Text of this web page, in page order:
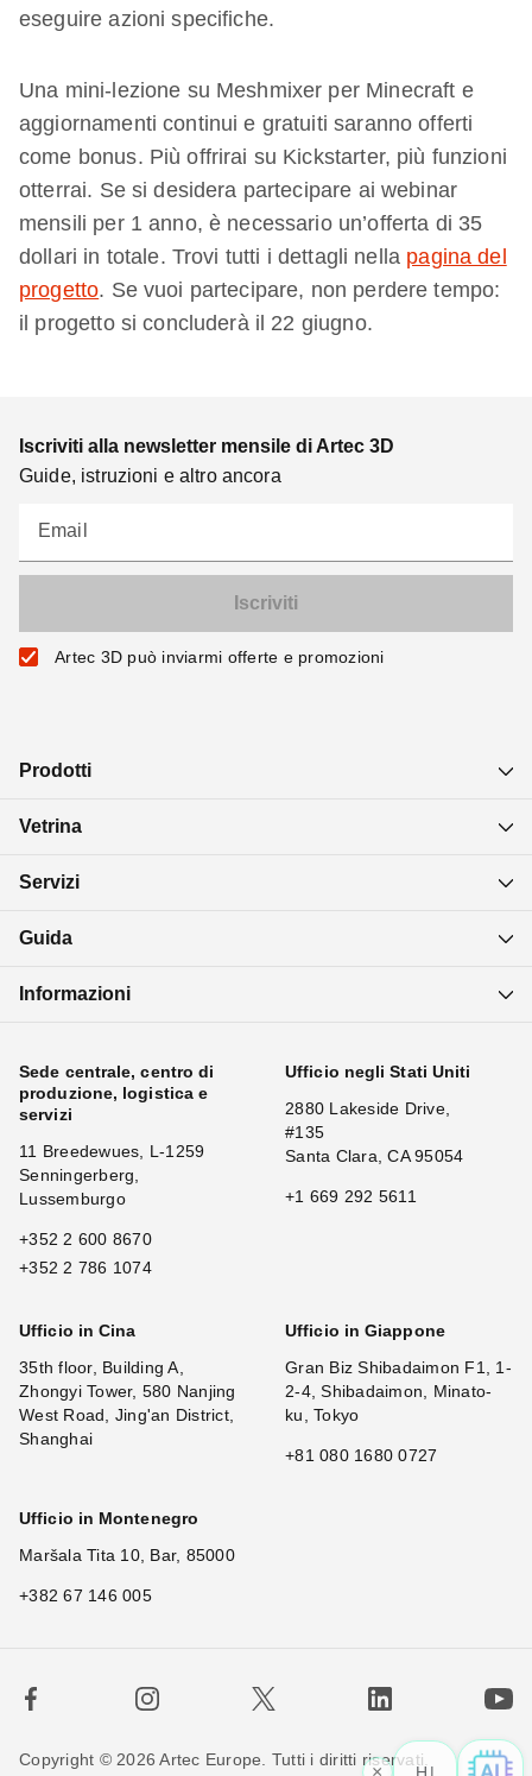
eseguire azioni specifiche.
Una mini-lezione su Meshmixer per Minecraft e
aggiornamenti continui e gratuiti saranno offerti
come bonus. Più offrirai su Kickstarter, più funzioni
otterrai. Se si desidera partecipare ai webinar
mensili per 1 anno, è necessario un’offerta di 35
dollari in totale. Trovi tutti i dettagli nella pagina del
progetto. Se vuoi partecipare, non perdere tempo:
il progetto si concluderà il 22 giugno.
×
Iscriviti alla newsletter mensile di Artec 3D
Guide, istruzioni e altro ancora
Email
Artec 3D può inviarmi offerte e promozioni
Prodotti
Vetrina
Servizi
Guida
Informazioni
Sede centrale, centro di
produzione, logistica e
servizi
11 Breedewues, L-1259
Senningerberg,
Lussemburgo
+352 2 600 8670
+352 2 786 1074
Ufficio negli Stati Uniti
2880 Lakeside Drive,
#135
Santa Clara, CA 95054
+1 669 292 5611
Ufficio in Cina
35th floor, Building A,
Zhongyi Tower, 580 Nanjing
West Road, Jing'an District,
Shanghai
Ufficio in Giappone
Gran Biz Shibadaimon F1, 1-
2-4, Shibadaimon, Minato-
ku, Tokyo
+81 080 1680 0727
Ufficio in Montenegro
Maršala Tita 10, Bar, 85000
+382 67 146 005
Copyright © 2026 Artec Europe. Tutti i diritti riservati.